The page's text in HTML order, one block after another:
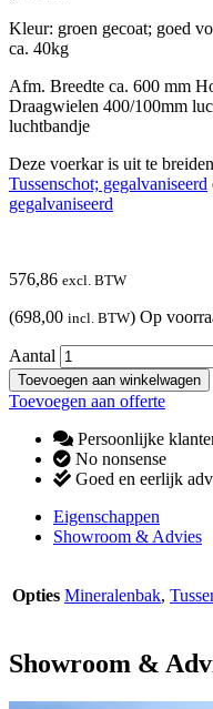
Kleur: groen gecoat; goed
ca. 40kg
Afm. Breedte ca. 600 mm
Draagwielen 400/100mm
luchtbandje
Deze voerkar is uit te
Tussenschot; gegalvaniseerd
gegalvaniseerd
576,86 excl. BTW
(698,00 incl. BTW) Op
Aantal
Toevoegen aan winkelwagen
Toevoegen aan offerte
Persoonlijke
No nonsense
Goed en eerlijk
Eigenschappen
Showroom & Advies
Opties Mineralenbak,
Showroom &